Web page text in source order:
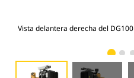
Vista delantera derecha del DG100